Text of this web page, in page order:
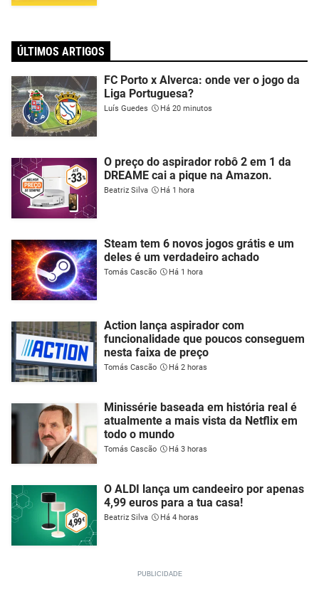
ÚLTIMOS ARTIGOS
FC Porto x Alverca: onde ver o jogo da
Liga Portuguesa?
Luís Guedes Há 20 minutos
O preço do aspirador robô 2 em 1 da
DREAME cai a pique na Amazon.
Beatriz Silva Há 1 hora
Steam tem 6 novos jogos grátis e um
deles é um verdadeiro achado
Tomás Cascão Há 1 hora
Action lança aspirador com
funcionalidade que poucos conseguem
nesta faixa de preço
Tomás Cascão Há 2 horas
Minissérie baseada em história real é
atualmente a mais vista da Netflix em
todo o mundo
Tomás Cascão Há 3 horas
O ALDI lança um candeeiro por apenas
4,99 euros para a tua casa!
Beatriz Silva Há 4 horas